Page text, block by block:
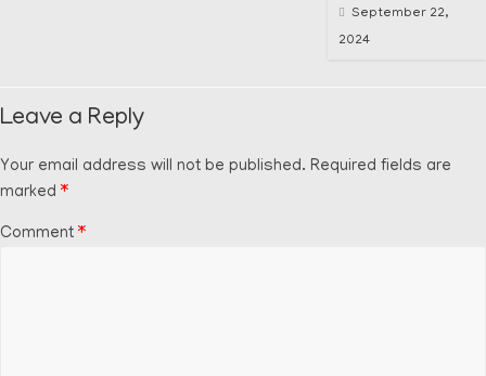
September 22,
2024
Leave a Reply
Your email address will not be published. Required fields are
marked *
Comment *